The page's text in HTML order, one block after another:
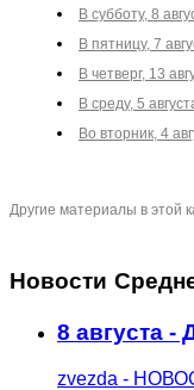
В субботу, 8
В пятницу, 7
В четверг, 13
В среду, 5
Во вторник, 4
Другие материалы в этой
Новости
8 августа -
zvezda -